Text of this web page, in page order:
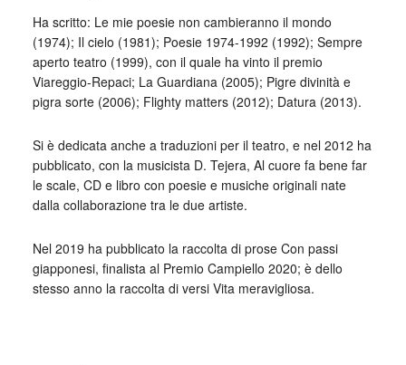
Ha scritto: Le mie poesie non cambieranno il mondo
(1974); Il cielo (1981); Poesie 1974-1992 (1992); Sempre
aperto teatro (1999), con il quale ha vinto il premio
Viareggio-Repaci; La Guardiana (2005); Pigre divinità e
pigra sorte (2006); Flighty matters (2012); Datura (2013).
Si è dedicata anche a traduzioni per il teatro, e nel 2012 ha
pubblicato, con la musicista D. Tejera, Al cuore fa bene far
le scale, CD e libro con poesie e musiche originali nate
dalla collaborazione tra le due artiste.
Nel 2019 ha pubblicato la raccolta di prose Con passi
giapponesi, finalista al Premio Campiello 2020; è dello
stesso anno la raccolta di versi Vita meravigliosa.